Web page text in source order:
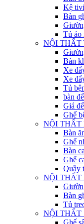
Kệ
Bàn
Tủ áo
NỘI THẤT
Bàn
Xe
Xe
Tủ
bàn
Giá
Ghế
NỘI THẤT
Bàn
Ghế
Bàn
Ghế
Quầy
NỘI THẤT
Bàn
Tủ
NỘI THẤT
Ghế